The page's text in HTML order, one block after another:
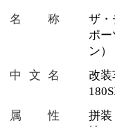
名称
ザ・
ポー
ン）
中文名
改装
属性
拼装